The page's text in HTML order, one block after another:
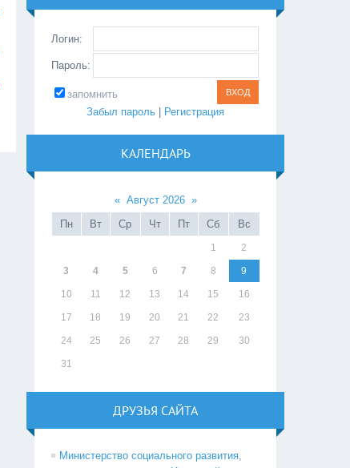
Логин:
Пароль:
запомнить
Забыл пароль| Регистрация
КАЛЕНДАРЬ
« Август 2026 »
Пн
Вт Ср Чт Пт Сб Вс
1 2
3 4 5 6 7 8 9
10 11 12 13 14 15 16
17 18 19 20 21 22 23
24 25 26 27 28 29 30
31
ДРУЗЬЯ САЙТА
Министерство социального развития,